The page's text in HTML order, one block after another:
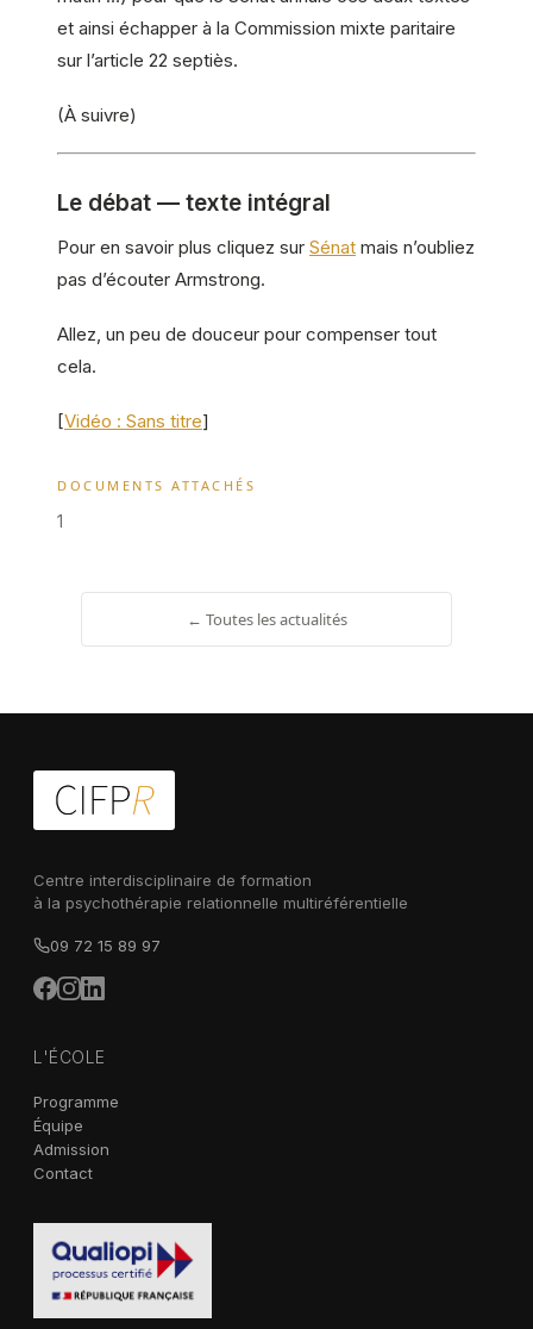
et ainsi échapper à la Commission mixte paritaire
sur l’article 22 septiès.
(À suivre)
Le débat — texte intégral
Pour en savoir plus cliquez sur Sénat mais n’oubliez
pas d’écouter Armstrong.
Allez, un peu de douceur pour compenser tout
cela.
[Vidéo : Sans titre]
DOCUMENTS ATTACHÉS
1
← Toutes les actualités
Centre interdisciplinaire de formation
à la psychothérapie relationnelle multiréférentielle
09 72 15 89 97
L'ÉCOLE
Programme
Équipe
Admission
Contact